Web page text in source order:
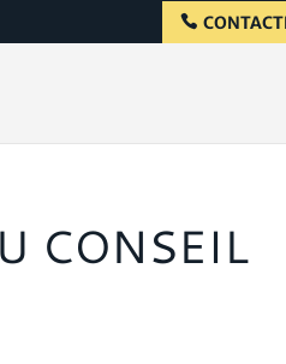
CONSEIL